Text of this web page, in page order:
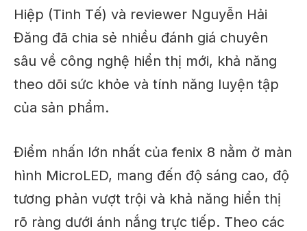
Hiệp (Tinh Tế) và reviewer Nguyễn Hải
Đăng đã chia sẻ nhiều đánh giá chuyên
sâu về công nghệ hiển thị mới, khả năng
theo dõi sức khỏe và tính năng luyện tập
của sản phẩm.
Điểm nhấn lớn nhất của fenix 8 nằm ở màn
hình MicroLED, mang đến độ sáng cao, độ
tương phản vượt trội và khả năng hiển thị
rõ ràng dưới ánh nắng trực tiếp. Theo các